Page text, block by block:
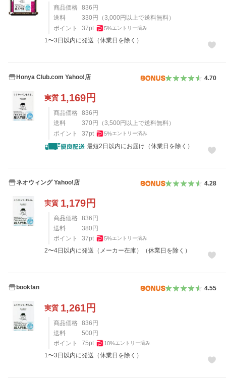
商品価格 836 円
送料
330 円 （3,000 円以上で送料無料）
ポイント
37pt 5%エントリー済み
1〜3日以内に発送（休業日を除く）
Honya Club.com Yahoo!店 4.70
実質 1,169円
商品価格 836 円
送料
370 円 （3,500 円以上で送料無料）
ポイント
37pt 5%エントリー済み
最短2日以内にお届け（休業日を除く）
ネオウィング Yahoo!店 4.28
実質 1,179円
商品価格 836 円
送料
380 円
ポイント
37pt 5%エントリー済み
2〜4日以内に発送（メーカー在庫）（休業日を除く）
bookfan 4.55
実質 1,261円
商品価格 836 円
送料
500 円
ポイント
75pt 10%エントリー済み
1〜3日以内に発送（休業日を除く）